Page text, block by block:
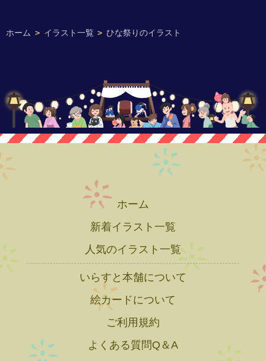
ホーム > イラスト一覧 > ひな祭りのイラスト
ホーム
新着イラスト一覧
人気のイラスト一覧
いらすと本舗について
絵カードについて
ご利用規約
よくある質問Q＆A